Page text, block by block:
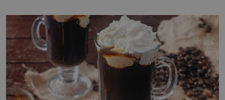
koloběžce a den zakončit poznáváním památek ve Velkých
Losinách nebo v termálním